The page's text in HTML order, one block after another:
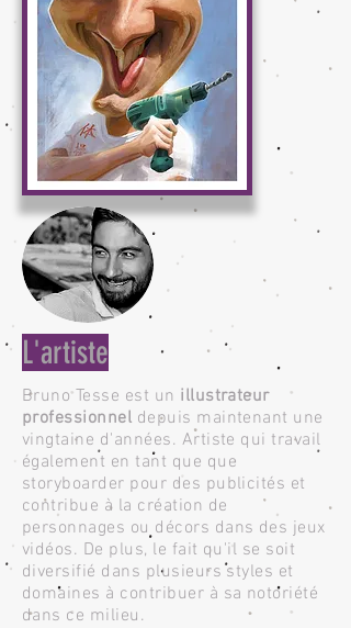
L'artiste
Bruno Tesse est un illustrateur
professionnel depuis maintenant une
vingtaine d'années. Artiste qui travail
également en tant que que
storyboarder pour des publicités et
contribue à la création de
personnages ou décors dans des jeux
vidéos. De plus, le fait qu'il se soit
diversifié dans plusieurs styles et
domaines à contribuer à sa notoriété
dans ce milieu.